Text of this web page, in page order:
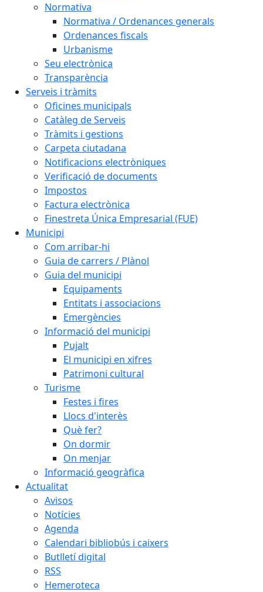
Normativa
Normativa / Ordenances generals
Ordenances fiscals
Urbanisme
Seu electrònica
Transparència
Serveis i tràmits
Oficines municipals
Catàleg de Serveis
Tràmits i gestions
Carpeta ciutadana
Notificacions electròniques
Verificació de documents
Impostos
Factura electrònica
Finestreta Única Empresarial (FUE)
Municipi
Com arribar-hi
Guia de carrers / Plànol
Guia del municipi
Equipaments
Entitats i associacions
Emergències
Informació del municipi
Pujalt
El municipi en xifres
Patrimoni cultural
Turisme
Festes i fires
Llocs d'interès
Què fer?
On dormir
On menjar
Informació geogràfica
Actualitat
Avisos
Notícies
Agenda
Calendari bibliobús i caixers
Butlletí digital
RSS
Hemeroteca